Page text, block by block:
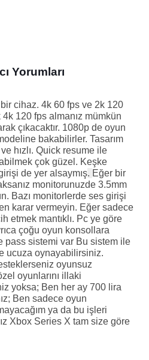
Yorumları
cihaz. 4k 60 fps ve 2k 120
120 fps almanız mümkün
çıkacaktır. 1080p de oyun
bakabilirler. Tasarım
hızlı. Quick resume ile
çok güzel. Keşke
de yer alsaymış. Eğer bir
monitorunuzde 3.5mm
Bazı monitorlerde ses girişi
karar vermeyin. Eğer sadece
etmek mantıklı. Pc ye göre
çoğu oyun konsollara
pass sistemi var Bu sistem ile
ucuza oynayabilirsiniz.
oyunsuz
oyunlarını illaki
yoksa; Ben her ay 700 lira
Ben sadece oyun
ya da bu işleri
Xbox Series X tam size göre